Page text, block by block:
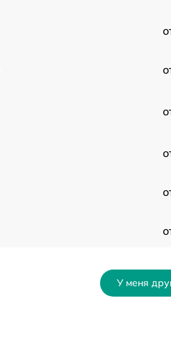
У меня